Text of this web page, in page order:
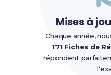
Mises à
Chaque année,
171 Fiches de
répondent